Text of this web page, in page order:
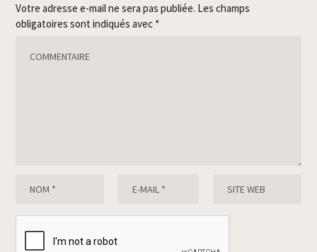
Votre adresse e-mail ne sera pas publiée. Les champs
obligatoires sont indiqués avec *